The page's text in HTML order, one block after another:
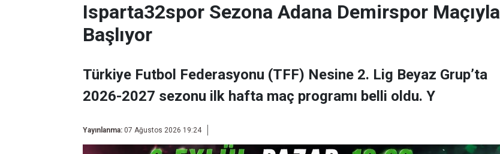
Isparta32spor Sezona Adana Demirspor Maçıyla
Başlıyor
Türkiye Futbol Federasyonu (TFF) Nesine 2. Lig Beyaz Grup’ta
2026-2027 sezonu ilk hafta maç programı belli oldu. Y
Yayınlanma: 07 Ağustos 2026 19:24